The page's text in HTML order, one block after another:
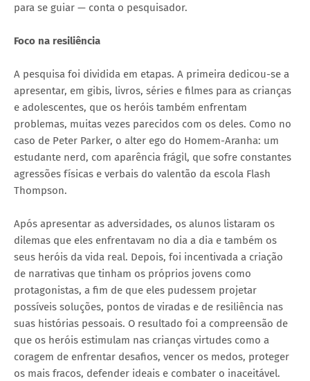
para se guiar — conta o pesquisador.
Foco na resiliência
A pesquisa foi dividida em etapas. A primeira dedicou-se a
apresentar, em gibis, livros, séries e filmes para as crianças
e adolescentes, que os heróis também enfrentam
problemas, muitas vezes parecidos com os deles. Como no
caso de Peter Parker, o alter ego do Homem-Aranha: um
estudante nerd, com aparência frágil, que sofre constantes
agressões físicas e verbais do valentão da escola Flash
Thompson.
Após apresentar as adversidades, os alunos listaram os
dilemas que eles enfrentavam no dia a dia e também os
seus heróis da vida real. Depois, foi incentivada a criação
de narrativas que tinham os próprios jovens como
protagonistas, a fim de que eles pudessem projetar
possíveis soluções, pontos de viradas e de resiliência nas
suas histórias pessoais. O resultado foi a compreensão de
que os heróis estimulam nas crianças virtudes como a
coragem de enfrentar desafios, vencer os medos, proteger
os mais fracos, defender ideais e combater o inaceitável.